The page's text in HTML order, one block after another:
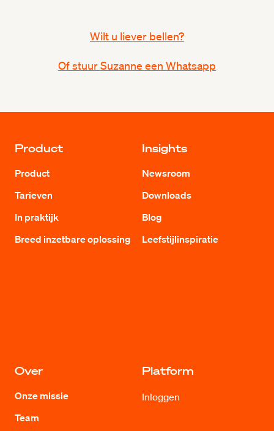
Wilt u liever bellen?
Of stuur Suzanne een Whatsapp
Product
Product
Tarieven
In praktijk
Breed inzetbare oplossing
Insights
Newsroom
Downloads
Blog
Leefstijlinspiratie
Over
Onze missie
Team
Platform
Inloggen